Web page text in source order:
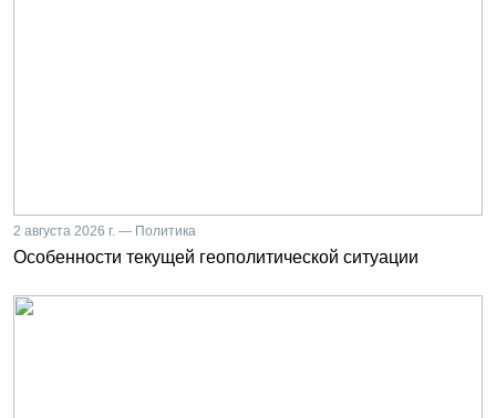
2 августа 2026 г. — Политика
Особенности текущей геополитической ситуации